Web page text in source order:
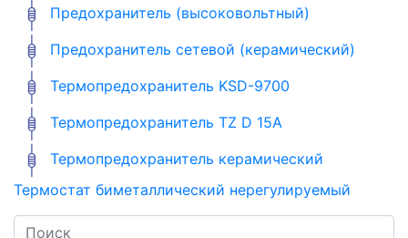
Предохранитель (высоковольтный)
Предохранитель сетевой (керамический)
Термопредохранитель KSD-9700
Термопредохранитель TZ D 15A
Термопредохранитель керамический
Термостат биметаллический нерегулируемый